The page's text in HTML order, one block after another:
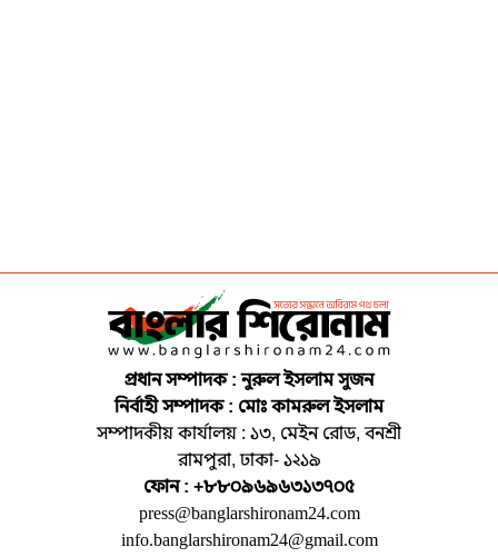
প্রধান সম্পাদক : নুরুল ইসলাম সুজন
নির্বাহী সম্পাদক : মোঃ কামরুল ইসলাম
সম্পাদকীয় কার্যালয় : ১৩, মেইন রোড, বনশ্রী
রামপুরা, ঢাকা- ১২১৯
ফোন : +৮৮০৯৬৯৬৩১৩৭০৫
press@banglarshironam24.com
info.banglarshironam24@gmail.com